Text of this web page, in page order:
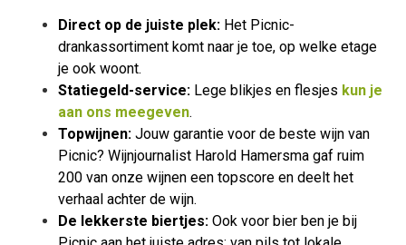
Direct op de juiste plek: Het Picnic-
drankassortiment komt naar je toe, op welke etage
je ook woont.
Statiegeld-service: Lege blikjes en flesjes kun je
aan ons meegeven.
Topwijnen: Jouw garantie voor de beste wijn van
Picnic? Wijnjournalist Harold Hamersma gaf ruim
200 van onze wijnen een topscore en deelt het
verhaal achter de wijn.
De lekkerste biertjes: Ook voor bier ben je bij